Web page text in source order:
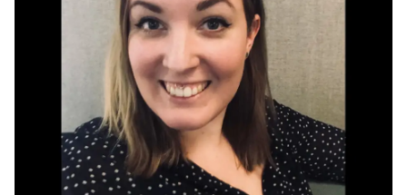
Nyheter Nätverk
HR dagarna